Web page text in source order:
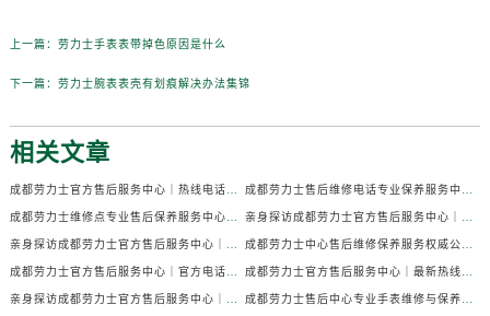
上一篇： 劳力士手表表带掉色原因是什么
下一篇： 劳力士腕表表壳有划痕解决办法集锦
相关文章